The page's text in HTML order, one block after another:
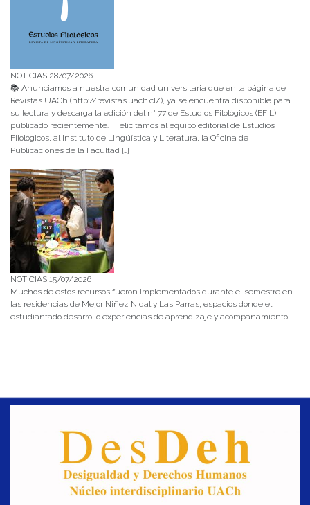
NOTICIAS 28/07/2026
📚 Anunciamos a nuestra comunidad universitaria que en la página de
Revistas UACh (http://revistas.uach.cl/), ya se encuentra disponible para
su lectura y descarga la edición del n° 77 de Estudios Filológicos (EFIL),
publicado recientemente. Felicitamos al equipo editorial de Estudios
Filológicos, al Instituto de Lingüística y Literatura, la Oficina de
Publicaciones de la Facultad […]
NOTICIAS 15/07/2026
Muchos de estos recursos fueron implementados durante el semestre en
las residencias de Mejor Niñez Nidal y Las Parras, espacios donde el
estudiantado desarrolló experiencias de aprendizaje y acompañamiento.